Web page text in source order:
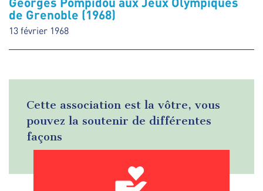
de Grenoble (1968)
13 février 1968
Cette association est la vôtre, vous
pouvez la soutenir de différentes
façons